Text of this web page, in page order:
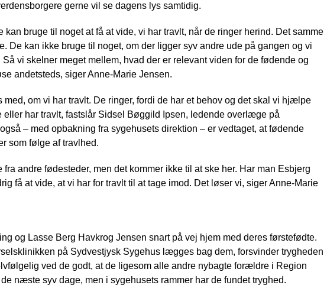
gerne vil se dagens lys samtidig.
bruge til noget at få at vide, vi har travlt, når de ringer herind. Det samme
De kan ikke bruge til noget, om der ligger syv andre ude på gangen og vi
vi skelner meget mellem, hvad der er relevant viden for de fødende og
andetsteds, siger Anne-Marie Jensen.
om vi har travlt. De ringer, fordi de har et behov og det skal vi hjælpe
eller har travlt, fastslår Sidsel Bøggild Ipsen, ledende overlæge på
– med opbakning fra sygehusets direktion – er vedtaget, at fødende
som følge af travlhed.
andre fødesteder, men det kommer ikke til at ske her. Har man Esbjerg
få at vide, at vi har for travlt til at tage imod. Det løser vi, siger Anne-Marie
og Lasse Berg Havkrog Jensen snart på vej hjem med deres førstefødte.
på Sydvestjysk Sygehus lægges bag dem, forsvinder trygheden
ved de godt, at de ligesom alle andre nybagte forældre i Region
næste syv dage, men i sygehusets rammer har de fundet tryghed.